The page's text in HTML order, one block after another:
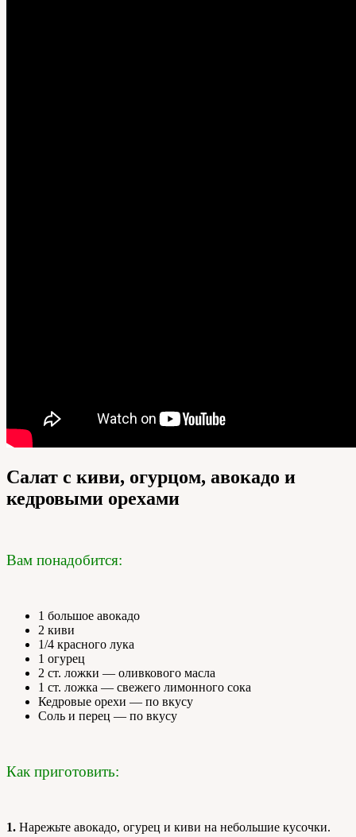
Салат с киви, огурцом, авокадо и
кедровыми орехами
Вам понадобится:
1 большое авокадо
2 киви
1/4 красного лука
1 огурец
2 ст. ложки — оливкового масла
1 ст. ложка — свежего лимонного сока
Кедровые орехи — по вкусу
Соль и перец — по вкусу
Как приготовить:
1. Нарежьте авокадо, огурец и киви на небольшие кусочки.